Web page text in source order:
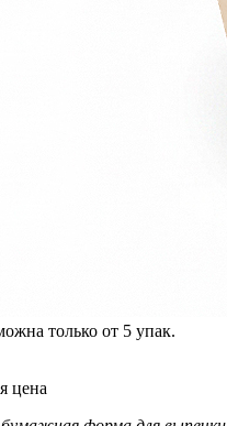
только от 5 упак.
цена